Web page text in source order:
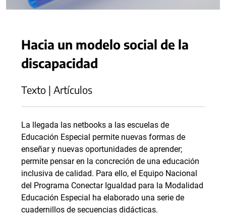
Hacia un modelo social de la
discapacidad
Texto | Artículos
La llegada las netbooks a las escuelas de
Educación Especial permite nuevas formas de
enseñar y nuevas oportunidades de aprender;
permite pensar en la concreción de una educación
inclusiva de calidad. Para ello, el Equipo Nacional
del Programa Conectar Igualdad para la Modalidad
Educación Especial ha elaborado una serie de
cuadernillos de secuencias didácticas.